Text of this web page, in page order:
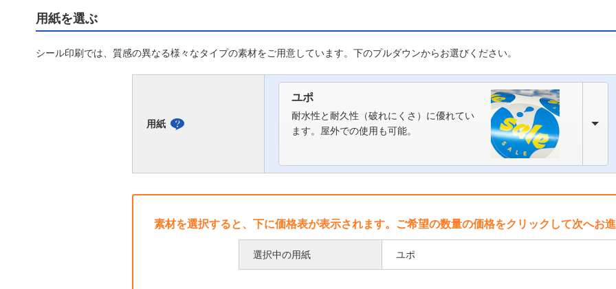
用紙を選ぶ
シール印刷では、質感の異なる様々なタイプの素材をご用意しています。下のプルダウンからお選びください。
用紙
に
つ
い
ユポ
耐水性と耐久性（破れにくさ）に優れてい
ます。屋外での使用も可能。
素材を選択すると、下に価格表が表示されます。ご希望の数量の価格をクリックして次へお進
選択中の用紙 ユポ